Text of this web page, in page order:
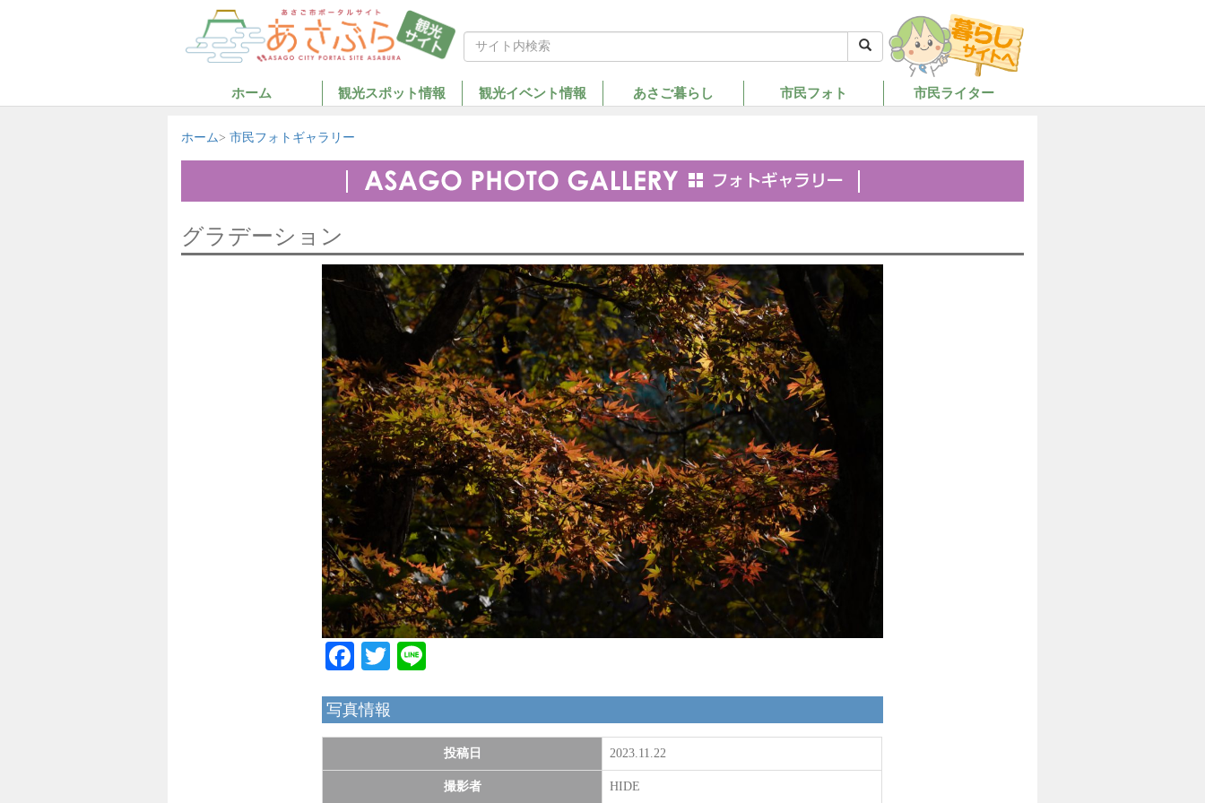
ホーム 観光スポット情報 観光イベント情報 あさご暮らし 市民フォト 市民ライター
ホーム 市民フォトギャラリー
グラデーション
Facebook
Twitter
写真情報
投稿日 2023.11.22
撮影者 HIDE